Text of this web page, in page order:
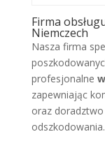
Firma
Niemczech
Nasza firma
profesjonalne
zapewniając
oraz
odszkodowania.